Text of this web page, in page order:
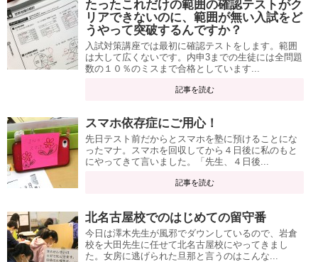
たったこれだけの範囲の確認テストがク
リアできないのに、範囲が無い入試をど
うやって突破するんですか？
入試対策講座では最初に確認テストをします。範囲
は大して広くないです。内申3までの生徒には全問題
数の１０％のミスまで合格としています...
記事を読む
スマホ依存症にご用心！
先日テスト前だからとスマホを塾に預けることにな
ったマナ。スマホを回収してから４日後に私のもと
にやってきて言いました。「先生、４日後...
記事を読む
北名古屋校でのはじめての留守番
今日は澤木先生が風邪でダウンしているので、岩倉
校を大田先生に任せて北名古屋校にやってきまし
た。女房に逃げられた旦那と言うのはこんな...